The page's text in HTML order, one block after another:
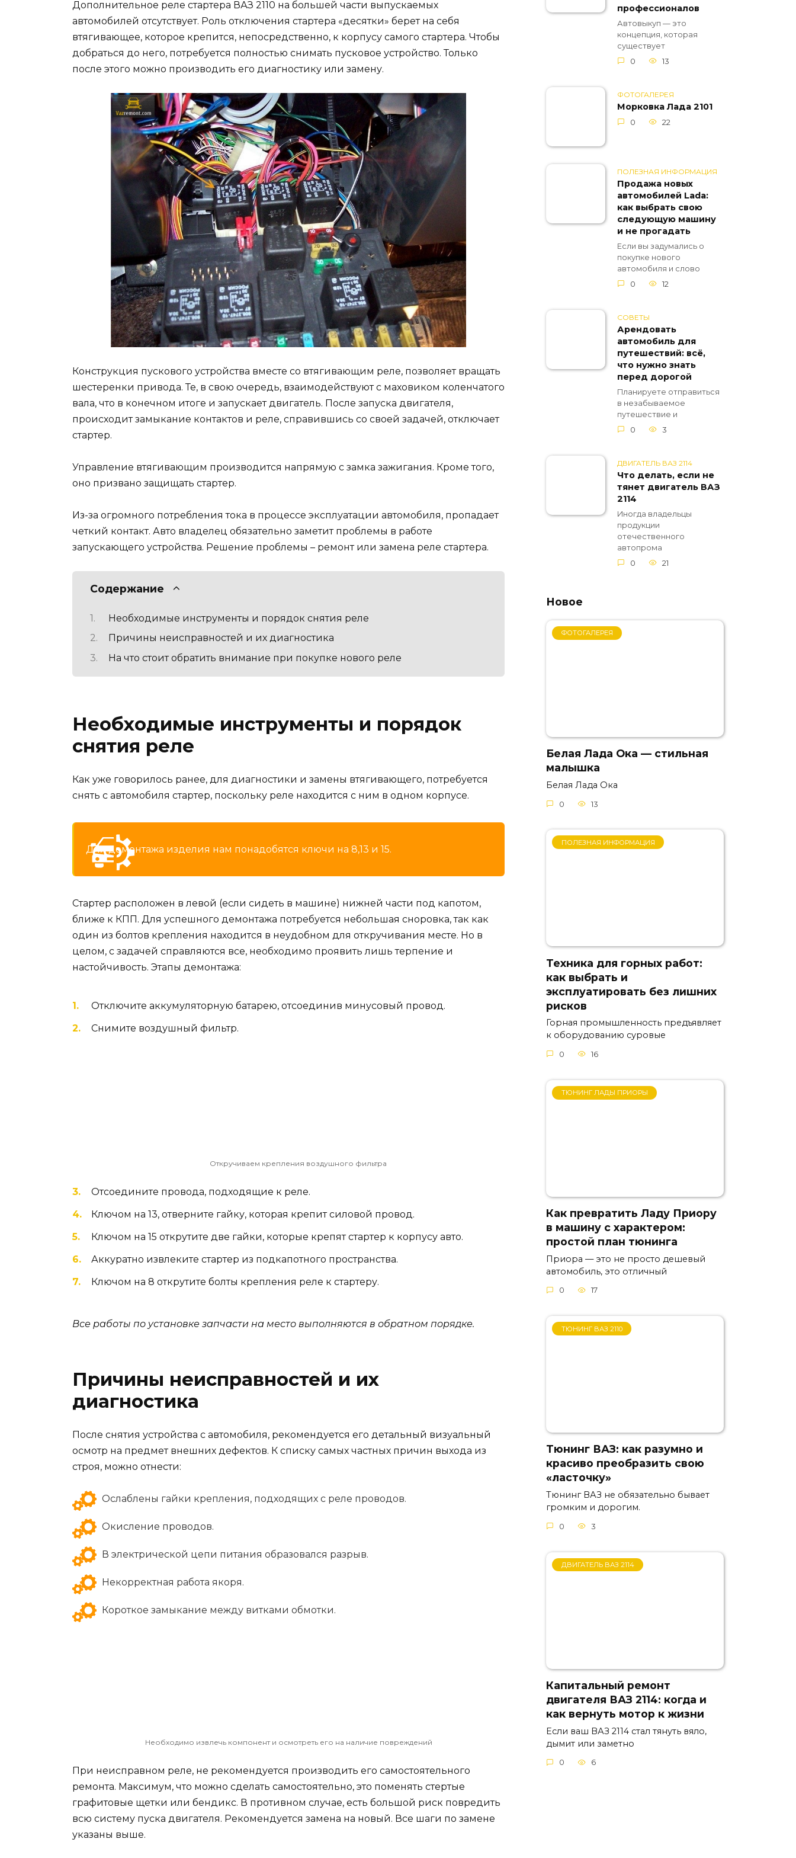
Дополнительное реле стартера ВАЗ 2110 на большей части выпускаемых
автомобилей отсутствует. Роль отключения стартера «десятки» берет на себя
втягивающее, которое крепится, непосредственно, к корпусу самого стартера. Чтобы
добраться до него, потребуется полностью снимать пусковое устройство. Только
после этого можно производить его диагностику или замену.
Конструкция пускового устройства вместе со втягивающим реле, позволяет вращать
шестеренки привода. Те, в свою очередь, взаимодействуют с маховиком коленчатого
вала, что в конечном итоге и запускает двигатель. После запуска двигателя,
происходит замыкание контактов и реле, справившись со своей задачей, отключает
стартер.
Управление втягивающим производится напрямую с замка зажигания. Кроме того,
оно призвано защищать стартер.
Из-за огромного потребления тока в процессе эксплуатации автомобиля, пропадает
четкий контакт. Авто владелец обязательно заметит проблемы в работе
запускающего устройства. Решение проблемы – ремонт или замена реле стартера.
Содержание
Необходимые инструменты и порядок снятия реле
Причины неисправностей и их диагностика
На что стоит обратить внимание при покупке нового реле
Необходимые инструменты и порядок
снятия реле
Как уже говорилось ранее, для диагностики и замены втягивающего, потребуется
снять с автомобиля стартер, поскольку реле находится с ним в одном корпусе.
Для демонтажа изделия нам понадобятся ключи на 8,13 и 15.
Стартер расположен в левой (если сидеть в машине) нижней части под капотом,
ближе к КПП. Для успешного демонтажа потребуется небольшая сноровка, так как
один из болтов крепления находится в неудобном для откручивания месте. Но в
целом, с задачей справляются все, необходимо проявить лишь терпение и
настойчивость. Этапы демонтажа:
Отключите аккумуляторную батарею, отсоединив минусовый провод.
Снимите воздушный фильтр.
Откручиваем крепления воздушного фильтра
Отсоедините провода, подходящие к реле.
Ключом на 13, отверните гайку, которая крепит силовой провод.
Ключом на 15 открутите две гайки, которые крепят стартер к корпусу авто.
Аккуратно извлеките стартер из подкапотного пространства.
Ключом на 8 открутите болты крепления реле к стартеру.
Все работы по установке запчасти на место выполняются в обратном порядке.
Причины неисправностей и их
диагностика
После снятия устройства с автомобиля, рекомендуется его детальный визуальный
осмотр на предмет внешних дефектов. К списку самых частных причин выхода из
строя, можно отнести:
Ослаблены гайки крепления, подходящих с реле проводов.
Окисление проводов.
В электрической цепи питания образовался разрыв.
Некорректная работа якоря.
Короткое замыкание между витками обмотки.
Необходимо извлечь компонент и осмотреть его на наличие повреждений
При неисправном реле, не рекомендуется производить его самостоятельного
ремонта. Максимум, что можно сделать самостоятельно, это поменять стертые
графитовые щетки или бендикс. В противном случае, есть большой риск повредить
всю систему пуска двигателя. Рекомендуется замена на новый. Все шаги по замене
указаны выше.
профессионалов
Автовыкуп — это
концепция, которая
существует
0
13
ФОТОГАЛЕРЕЯ
Морковка Лада 2101
0 22
ПОЛЕЗНАЯ ИНФОРМАЦИЯ
Продажа новых
автомобилей Lada:
как выбрать свою
следующую машину
и не прогадать
Если вы задумались о
покупке нового
автомобиля и слово
0
12
СОВЕТЫ
Арендовать
автомобиль для
путешествий: всё,
что нужно знать
перед дорогой
Планируете отправиться
в незабываемое
путешествие и
0
3
ДВИГАТЕЛЬ ВАЗ 2114
Что делать, если не
тянет двигатель ВАЗ
2114
Иногда владельцы
продукции
отечественного
автопрома
0
21
Новое
ФОТОГАЛЕРЕЯ
Белая Лада Ока — стильная
малышка
Белая Лада Ока
0 13
ПОЛЕЗНАЯ ИНФОРМАЦИЯ
Техника для горных работ:
как выбрать и
эксплуатировать без лишних
рисков
Горная промышленность предъявляет
к оборудованию суровые
0 16
ТЮНИНГ ЛАДЫ ПРИОРЫ
Как превратить Ладу Приору
в машину с характером:
простой план тюнинга
Приора — это не просто дешевый
автомобиль, это отличный
0 17
ТЮНИНГ ВАЗ 2110
Тюнинг ВАЗ: как разумно и
красиво преобразить свою
«ласточку»
Тюнинг ВАЗ не обязательно бывает
громким и дорогим.
0 3
ДВИГАТЕЛЬ ВАЗ 2114
Капитальный ремонт
двигателя ВАЗ 2114: когда и
как вернуть мотор к жизни
Если ваш ВАЗ 2114 стал тянуть вяло,
дымит или заметно
0 6